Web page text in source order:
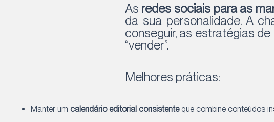
As redes sociais para as
da sua personalidade. A
conseguir, as estratégias
“vender”.
Melhores práticas:
Manter um calendário editorial consistenteque combine conteúdos